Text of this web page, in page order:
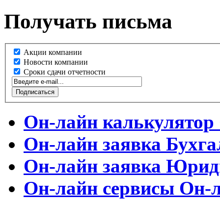
Получать письма
Акции компании
Новости компании
Сроки сдачи отчетности
Он-лайн калькулятор
Он-лайн заявка
Он-лайн заявка
Он-лайн сервисы Он-